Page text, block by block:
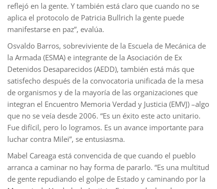
reflejó en la gente. Y también está claro que cuando no se
aplica el protocolo de Patricia Bullrich la gente puede
manifestarse en paz”, evalúa.
Osvaldo Barros, sobreviviente de la Escuela de Mecánica de
la Armada (ESMA) e integrante de la Asociación de Ex
Detenidos Desaparecidos (AEDD), también está más que
satisfecho después de la convocatoria unificada de la mesa
de organismos y de la mayoría de las organizaciones que
integran el Encuentro Memoria Verdad y Justicia (EMVJ) –algo
que no se veía desde 2006. “Es un éxito este acto unitario.
Fue difícil, pero lo logramos. Es un avance importante para
luchar contra Milei”, se entusiasma.
Mabel Careaga está convencida de que cuando el pueblo
arranca a caminar no hay forma de pararlo. “Es una multitud
de gente repudiando el golpe de Estado y caminando por la